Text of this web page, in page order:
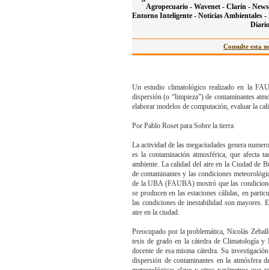
Agropecuario - Wavenet - Clarín -
Entorno Inteligente - Noticias Ambientales -
Consulte esta
Un estudio climatológico realizado en la
dispersión (o “limpieza”) de contaminantes
elaborar modelos de computación, evaluar la
Por Pablo Roset para Sobre la tierra
La actividad de las megaciudades genera
es la contaminación atmosférica, que afecta
ambiente. La calidad del aire en la Ciudad de
de contaminantes y las condiciones
de la UBA (FAUBA) mostró que las
se producen en las estaciones cálidas, en
las condiciones de inestabilidad son mayores.
aire en la ciudad.
Preocupado por la problemática, Nicolás
tesis de grado en la cátedra de Climatología
docente de esa misma cátedra. Su
dispersión de contaminantes en la atmósfera